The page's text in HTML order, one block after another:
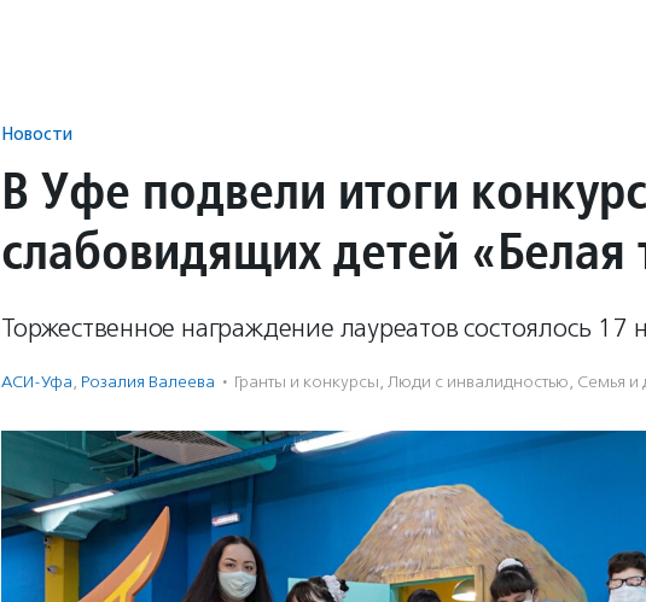
Новости
В Уфе подвели итоги
слабовидящих детей «Белая
Торжественное награждение лауреатов состоялось 17
АСИ-Уфа, Розалия Валеева · Гранты и конкурсы, Люди с инвалидностью, Семья и